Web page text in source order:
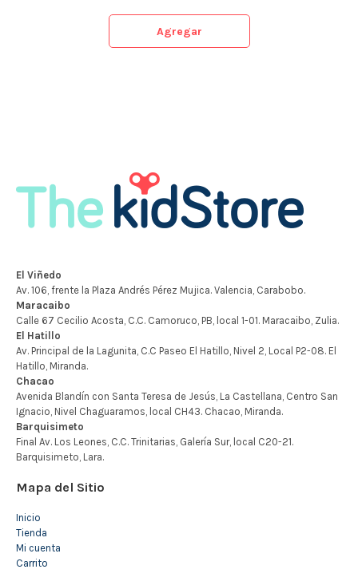
Agregar
Mapa del Sitio
Inicio
Tienda
Mi cuenta
Carrito